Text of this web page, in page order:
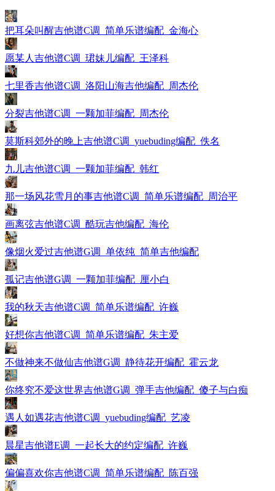
把耳朵叫醒吉他谱C调_简单乐谱编配_金海心
愿某人吉他谱C调_珺妹儿编配_王泽科
七里香吉他谱C调_洛阳山海吉他编配_周杰伦
分裂吉他谱C调_一颗加菲编配_周杰伦
莫斯科郊外的晚上吉他谱C调_yuebuding编配_佚名
九儿吉他谱C调_一颗加菲编配_韩红
那一场风花雪月的事吉他谱C调_简单乐谱编配_周治平
画离弦吉他谱C调_酷玩吉他编配_海伦
像烟火爱过吉他谱G调_单依纯_简单吉他编配
孤记吉他谱G调_一颗加菲编配_厘小白
我的秋天吉他谱C调_简单乐谱编配_许巍
好想你吉他谱C调_简单乐谱编配_朱主爱
不做神来不做仙吉他谱G调_静待花开编配_霍云龙
你终究不爱这世界吉他谱G调_弹手吉他编配_傻子与白痴
遇人如遇花吉他谱C调_yuebuding编配_艺凌
晨星吉他谱E调_一起长大的约定编配_许巍
偏偏喜欢你吉他谱C调_简单乐谱编配_陈百强